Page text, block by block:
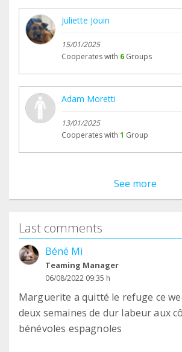
Juliette Jouin
15/01/2025
Cooperates with 6 Groups
Adam Moretti
13/01/2025
Cooperates with 1 Group
See more
Last comments
Béné Mi
Teaming Manager
06/08/2022 09:35 h
Marguerite a quitté le refuge ce
deux semaines de dur labeur aux
bénévoles espagnoles